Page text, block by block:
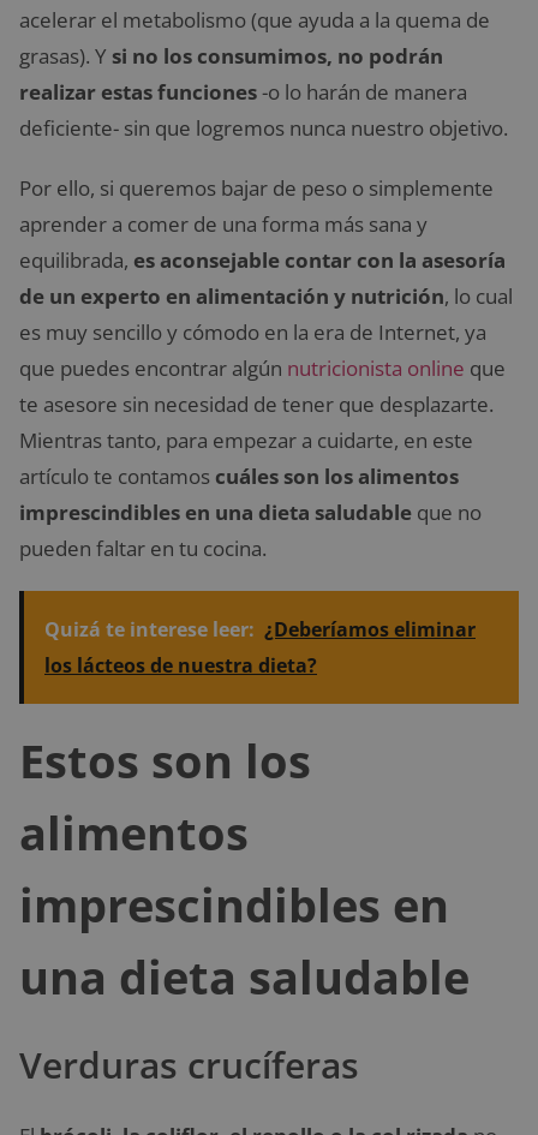
acelerar el metabolismo (que ayuda a la quema de
grasas). Y si no los consumimos, no podrán
realizar estas funciones-o lo harán de manera
deficiente- sin que logremos nunca nuestro objetivo.
Por ello, si queremos bajar de peso o simplemente
aprender a comer de una forma más sana y
equilibrada, es aconsejable contar con la asesoría
de un experto en alimentación y nutrición, lo cual
es muy sencillo y cómodo en la era de Internet, ya
que puedes encontrar algún nutricionista online que
te asesore sin necesidad de tener que desplazarte.
Mientras tanto, para empezar a cuidarte, en este
artículo te contamos cuáles son los alimentos
imprescindibles en una dieta saludable que no
pueden faltar en tu cocina.
Quizá te interese leer: ¿Deberíamos eliminar
los lácteos de nuestra dieta?
Estos son los
alimentos
imprescindibles en
una dieta saludable
Verduras crucíferas